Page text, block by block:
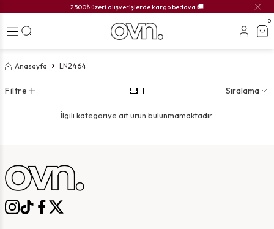
2500₺ üzeri alışverişlerde kargo bedava 🚚
0
Anasayfa LN2464
Filtre Sıralama
İlgili kategoriye ait ürün bulunmamaktadır.